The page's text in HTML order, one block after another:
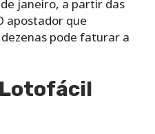
janeiro, a partir das
apostador que
pode faturar a